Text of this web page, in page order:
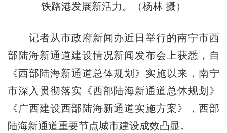
铁路港发展新活力。（杨林 摄）
记者从市政府新闻办近日举行的南宁市西
部陆海新通道建设情况新闻发布会上获悉，自
《西部陆海新通道总体规划》实施以来，南宁
市深入贯彻落实《西部陆海新通道总体规划》
《广西建设西部陆海新通道实施方案》，西部
陆海新通道重要节点城市建设成效凸显。